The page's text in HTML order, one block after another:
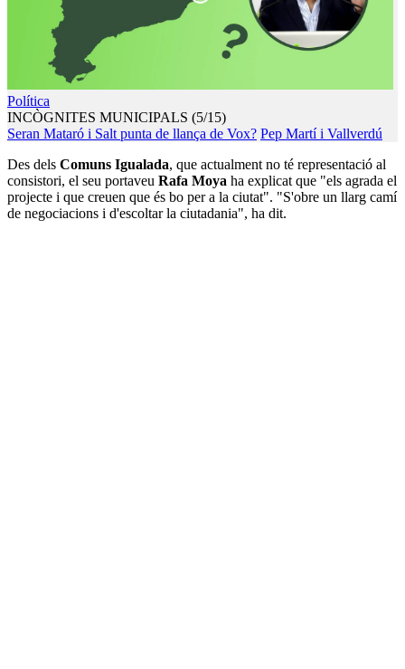
Política
INCÒGNITES MUNICIPALS (5/15)
Seran Mataró i Salt punta de llança de Vox? Pep Martí i Vallverdú
Des dels Comuns Igualada, que actualment no té representació al
consistori, el seu portaveu Rafa Moya ha explicat que "els agrada el
projecte i que creuen que és bo per a la ciutat". "S'obre un llarg camí
de negociacions i d'escoltar la ciutadania", ha dit.